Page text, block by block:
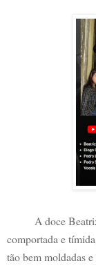
A doce
comportada e
tão bem moldadas